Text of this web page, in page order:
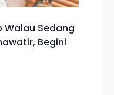
Walau Sedang
Begini